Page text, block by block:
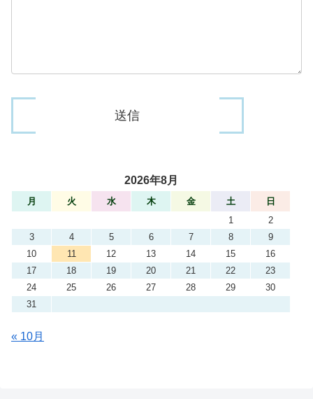
2026年8月
月 火 水 木 金 土
日
1
2
3
4 5 6 7 8
9
10
11 12 13 14 15
16
17
18 19 20 21 22
23
24
25 26 27 28 29
30
31
« 10月